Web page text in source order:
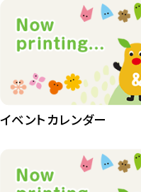
イベントカレンダー